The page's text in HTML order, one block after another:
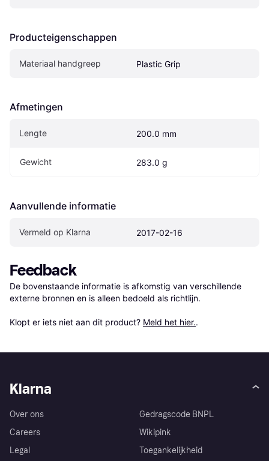
Producteigenschappen
Materiaal handgreep Plastic Grip
Afmetingen
Lengte 200.0 mm
Gewicht 283.0 g
Aanvullende informatie
Vermeld op Klarna 2017-02-16
Feedback
De bovenstaande informatie is afkomstig van verschillende
externe bronnen en is alleen bedoeld als richtlijn.
Klopt er iets niet aan dit product? Meld het hier..
Klarna
Over ons
Careers
Legal
Gedragscode BNPL
Wikipink
Toegankelijkheid